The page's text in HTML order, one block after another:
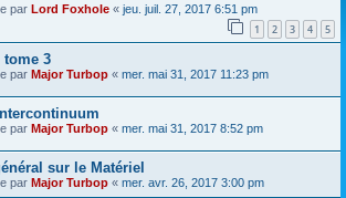
e
par Lord Foxhole « jeu. juil. 27, 2017 6:51 pm
1 2 3 4 5
tome 3
par Major Turbop « mer. mai 31, 2017 11:23 pm
par Major Turbop « mer. mai 31, 2017 8:52 pm
sur le Matériel
par Major Turbop « mer. avr. 26, 2017 3:00 pm